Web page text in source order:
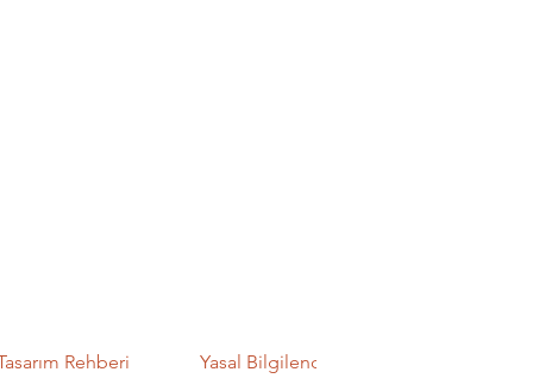
Rehberi Yasal Bilgilendirme